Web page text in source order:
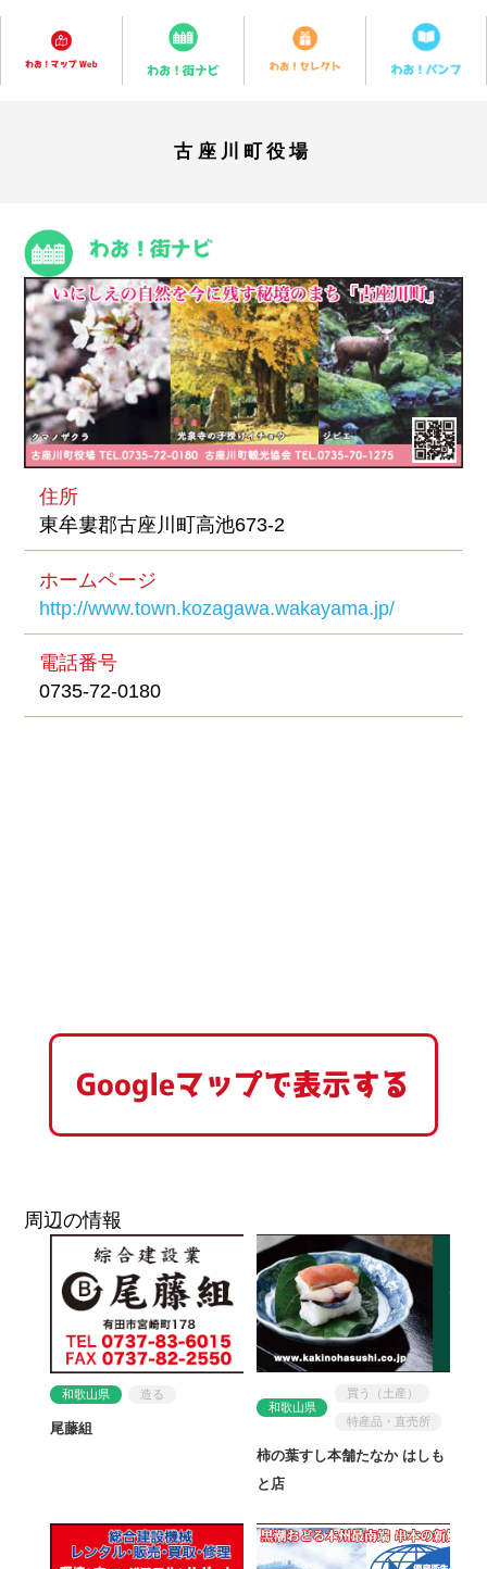
古座川町役場
住所
東牟婁郡古座川町高池673-2
ホームページ
http://www.town.kozagawa.wakayama.jp/
電話番号
0735-72-0180
Googleマップで表示する
周辺の情報
和歌山県 造る
尾藤組
和歌山県
買う（土産）
特産品・直売所
柿の葉すし本舗たなか はしも
と店